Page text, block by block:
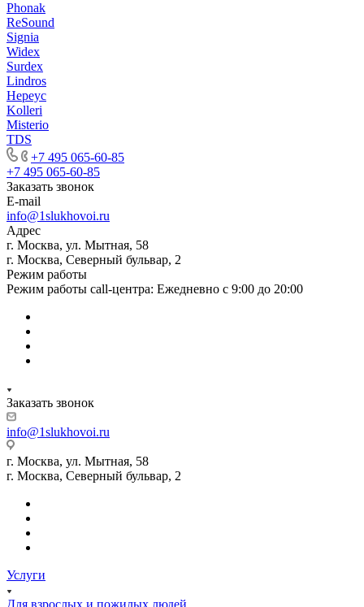
Phonak
ReSound
Signia
Widex
Surdex
Lindros
Нереус
Kolleri
Misterio
TDS
+7 495 065-60-85
+7 495 065-60-85
Заказать звонок
E-mail
info@1slukhovoi.ru
Адрес
г. Москва, ул. Мытная, 58
г. Москва, Северный бульвар, 2
Режим работы
Режим работы call-центра: Ежедневно с 9:00 до 20:00
Заказать звонок
info@1slukhovoi.ru
г. Москва, ул. Мытная, 58
г. Москва, Северный бульвар, 2
Услуги
Для взрослых и пожилых людей